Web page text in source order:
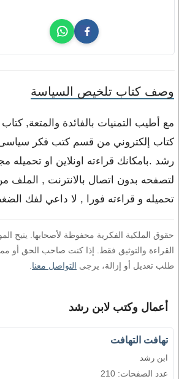
وصف كتاب تلخيص السياسة
مع أطيب التمنيات بالفائدة والمتعة,
كتاب إلكتروني من قسم كتب فكر سياسى
رشد .بامكانك قراءته اونلاين او تحميله
تحميله و قراءته فورا , لا داعي لفك
حقوق الملكية الفكرية محفوظة لأصحابها. يتيح
القراءة والتوثيق فقط. إذا كنت صاحب الحق أو
طلب تعديل أو إزالة، يرجى التواصل معنا
أعمال وكتب لابن رشد
تهافت التهافت
ابن رشد
عدد الصفحات: 210